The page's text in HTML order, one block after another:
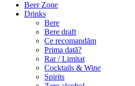
Beer Zone
Drinks
Bere
Bere draft
Ce recomandăm
Prima dată?
Rar / Limitat
Cocktails & Wine
Spirits